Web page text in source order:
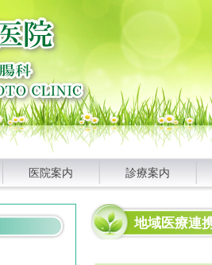
医院案内 診療案内
地域医療連